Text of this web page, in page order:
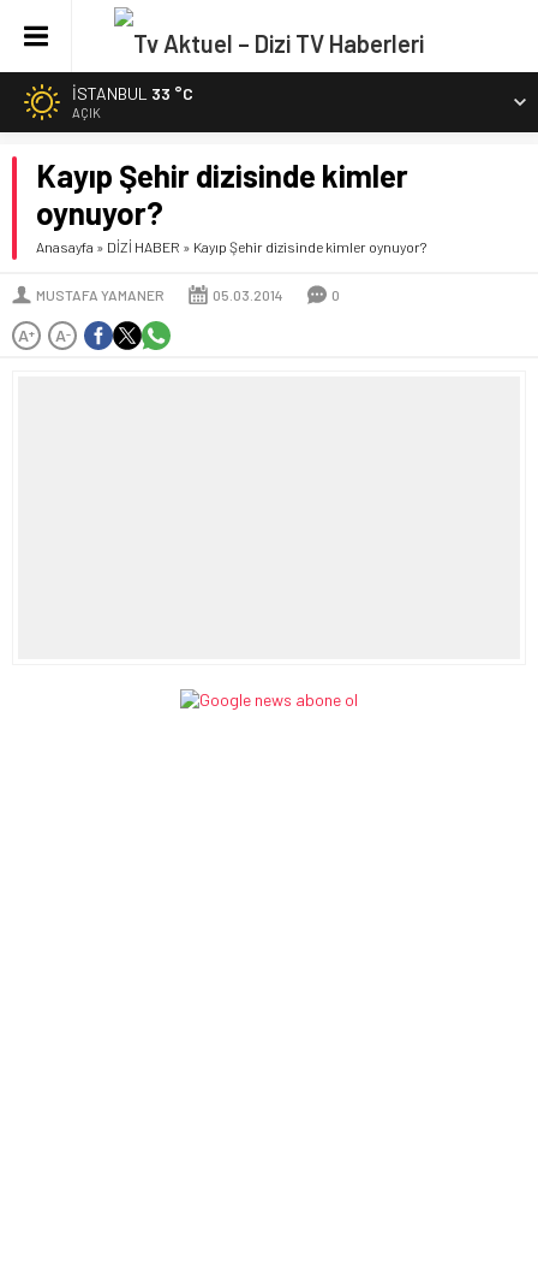
İSTANBUL 33 °C
AÇIK
Kayıp Şehir dizisinde kimler
oynuyor?
Anasayfa » DİZİ HABER » Kayıp Şehir dizisinde kimler oynuyor?
MUSTAFA YAMANER 05.03.2014 0
A+ A-